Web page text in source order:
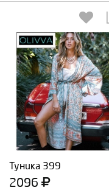
Туника 399
2096
Выберите
Продолжить